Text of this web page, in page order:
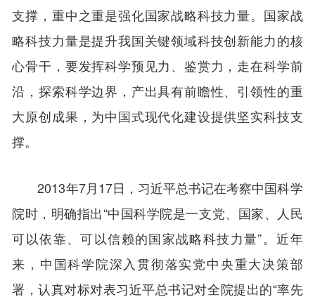
支撑，重中之重是强化国家战略科技力量。国家战
略科技力量是提升我国关键领域科技创新能力的核
心骨干，要发挥科学预见力、鉴赏力，走在科学前
沿，探索科学边界，产出具有前瞻性、引领性的重
大原创成果，为中国式现代化建设提供坚实科技支
撑。
2013年7月17日，习近平总书记在考察中国科学
院时，明确指出“中国科学院是一支党、国家、人民
可以依靠、可以信赖的国家战略科技力量”。近年
来，中国科学院深入贯彻落实党中央重大决策部
署，认真对标对表习近平总书记对全院提出的“率先